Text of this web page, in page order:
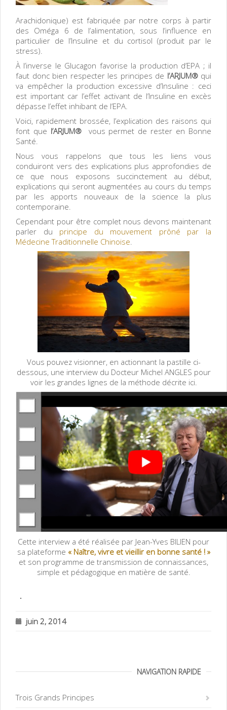
Arachidonique) est fabriquée par notre corps à partir
des Oméga 6 de l’alimentation, sous l’influence en
particulier de l’Insuline et du cortisol (produit par le
stress).
À l’inverse le Glucagon favorise la production d’EPA ; il
faut donc bien respecter les principes de l’ARJUM®qui
va empêcher la production excessive d’Insuline : ceci
est important car l’effet activant de l’Insuline en excès
dépasse l’effet inhibant de l’EPA.
Voici, rapidement brossée, l’explication des raisons qui
font que l’ARJUM®vous permet de rester en Bonne
Santé.
Nous vous rappelons que tous les liens vous
conduiront vers des explications plus approfondies de
ce que nous exposons succinctement au début,
explications qui seront augmentées au cours du temps
par les apports nouveaux de la science la plus
contemporaine.
Cependant pour être complet nous devons maintenant
parler du principe du mouvement prôné par la
Médecine Traditionnelle Chinoise.
Vous pouvez visionner, en actionnant la pastille ci-
dessous, une interview du Docteur Michel ANGLES pour
voir les grandes lignes de la méthode décrite ici.
Cette interview a été réalisée par Jean-Yves BILIEN pour
sa plateforme « Naître, vivre et vieillir en bonne santé ! »
et son programme de transmission de connaissances,
simple et pédagogique en matière de santé.
.
juin 2, 2014
NAVIGATION RAPIDE
Trois Grands Principes